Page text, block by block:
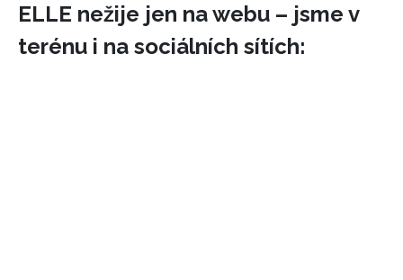
ELLE nežije jen na webu – jsme v
terénu i na sociálních sítích: